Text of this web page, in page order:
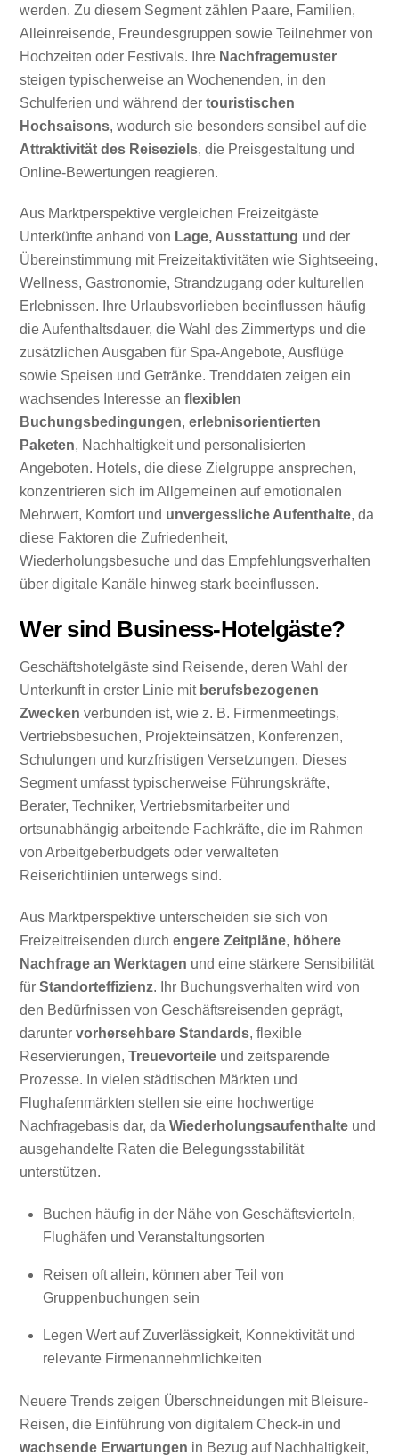
werden. Zu diesem Segment zählen Paare, Familien,
Alleinreisende, Freundesgruppen sowie Teilnehmer von
Hochzeiten oder Festivals. Ihre Nachfragemuster
steigen typischerweise an Wochenenden, in den
Schulferien und während dertouristischen
Hochsaisons, wodurch sie besonders sensibel auf die
Attraktivität des Reiseziels, die Preisgestaltung und
Online-Bewertungen reagieren.
Aus Marktperspektive vergleichen Freizeitgäste
Unterkünfte anhand von Lage, Ausstattung und der
Übereinstimmung mit Freizeitaktivitäten wie Sightseeing,
Wellness, Gastronomie, Strandzugang oder kulturellen
Erlebnissen. Ihre Urlaubsvorlieben beeinflussen häufig
die Aufenthaltsdauer, die Wahl des Zimmertyps und die
zusätzlichen Ausgaben für Spa-Angebote, Ausflüge
sowie Speisen und Getränke. Trenddaten zeigen ein
wachsendes Interesse anflexiblen
Buchungsbedingungen,erlebnisorientierten
Paketen, Nachhaltigkeit und personalisierten
Angeboten. Hotels, die diese Zielgruppe ansprechen,
konzentrieren sich im Allgemeinen auf emotionalen
Mehrwert, Komfort und unvergessliche Aufenthalte, da
diese Faktoren die Zufriedenheit,
Wiederholungsbesuche und das Empfehlungsverhalten
über digitale Kanäle hinweg stark beeinflussen.
Wer sind Business-Hotelgäste?
Geschäftshotelgäste sind Reisende, deren Wahl der
Unterkunft in erster Linie mit berufsbezogenen
Zwecken verbunden ist, wie z. B. Firmenmeetings,
Vertriebsbesuchen, Projekteinsätzen, Konferenzen,
Schulungen und kurzfristigen Versetzungen. Dieses
Segment umfasst typischerweise Führungskräfte,
Berater, Techniker, Vertriebsmitarbeiter und
ortsunabhängig arbeitende Fachkräfte, die im Rahmen
von Arbeitgeberbudgets oder verwalteten
Reiserichtlinien unterwegs sind.
Aus Marktperspektive unterscheiden sie sich von
Freizeitreisenden durchengere Zeitpläne, höhere
Nachfrage an Werktagen und eine stärkere Sensibilität
fürStandorteffizienz. Ihr Buchungsverhalten wird von
den Bedürfnissen von Geschäftsreisenden geprägt,
daruntervorhersehbare Standards, flexible
Reservierungen,Treuevorteile und zeitsparende
Prozesse. In vielen städtischen Märkten und
Flughafenmärkten stellen sie eine hochwertige
Nachfragebasis dar, daWiederholungsaufenthalte und
ausgehandelte Raten die Belegungsstabilität
unterstützen.
Buchen häufig in der Nähe von Geschäftsvierteln,
Flughäfen und Veranstaltungsorten
Reisen oft allein, können aber Teil von
Gruppenbuchungen sein
Legen Wert auf Zuverlässigkeit, Konnektivität und
relevante Firmenannehmlichkeiten
Neuere Trends zeigen Überschneidungen mit Bleisure-
Reisen, die Einführung von digitalem Check-in und
wachsende Erwartungen in Bezug auf Nachhaltigkeit,